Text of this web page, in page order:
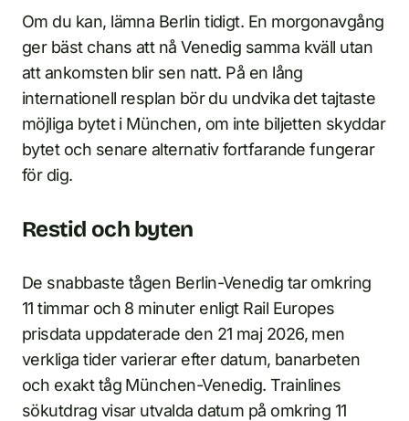
Om du kan, lämna Berlin tidigt. En morgonavgång
ger bäst chans att nå Venedig samma kväll utan
att ankomsten blir sen natt. På en lång
internationell resplan bör du undvika det tajtaste
möjliga bytet i München, om inte biljetten skyddar
bytet och senare alternativ fortfarande fungerar
för dig.
Restid och byten
De snabbaste tågen Berlin-Venedig tar omkring
11 timmar och 8 minuter enligt Rail Europes
prisdata uppdaterade den 21 maj 2026, men
verkliga tider varierar efter datum, banarbeten
och exakt tåg München-Venedig. Trainlines
sökutdrag visar utvalda datum på omkring 11